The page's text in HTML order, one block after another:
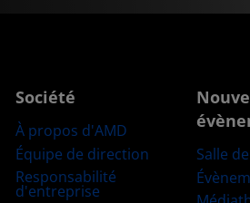
Société
À propos d'AMD
Équipe de direction
Responsabilité
d'entreprise
Salle